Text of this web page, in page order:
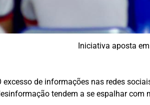
Iniciativa aposta
excesso de informações nas redes
tendem a se espalhar com